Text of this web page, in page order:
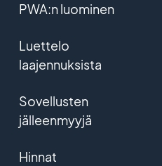
PWA:n luominen
Luettelo
laajennuksista
Sovellusten
jälleenmyyjä
Hinnat